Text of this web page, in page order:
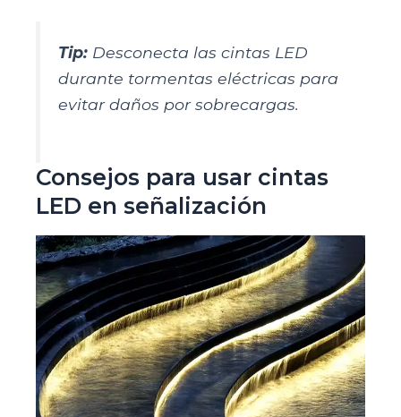
Tip:Desconecta las cintas LED
durante tormentas eléctricas para
evitar daños por sobrecargas.
Consejos para usar cintas
LED en señalización